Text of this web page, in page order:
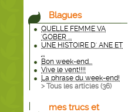
Blagues
QUELLE FEMME VA
'GOBER ...
UNE HISTOIRE D' ANE ET
...
Bon week-end...
Vive le vent!!!!
La phrase du week-end!
> Tous les articles (36)
mes trucs et